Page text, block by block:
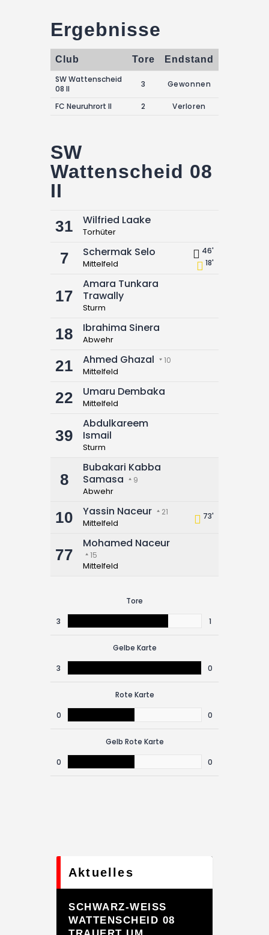
Ergebnisse
Club Tore
Endstand
SW Wattenscheid
08 II
3 Gewonnen
FC Neuruhrort II 2 Verloren
SW
Wattenscheid 08
II
31 Wilfried Laake
Torhüter
7 Schermak Selo
Mittelfeld
46'
18'
17
Amara Tunkara
Trawally
Sturm
18 Ibrahima Sinera
Abwehr
21 Ahmed Ghazal 10
Mittelfeld
22 Umaru Dembaka
Mittelfeld
39
Abdulkareem
Ismail
Sturm
8
Bubakari Kabba
Samasa
9
Abwehr
10 Yassin Naceur 21
Mittelfeld
73'
77
Mohamed Naceur
15
Mittelfeld
Tore
3
1
Gelbe Karte
3
0
Rote Karte
0
0
Gelb Rote Karte
0
0
Aktuelles
SCHWARZ-WEISS
WATTENSCHEID 08